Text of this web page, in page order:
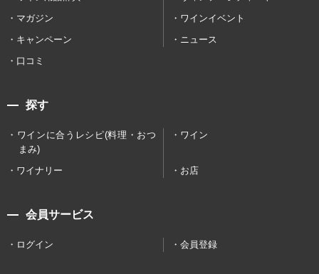
マガジン
ワインイベント
キャンペーン
ニュース
口コミ
探す
ワインに合うレシピ(料理・おつ
まみ)
ワイン
ワイナリー お店
会員サービス
ログイン 会員登録